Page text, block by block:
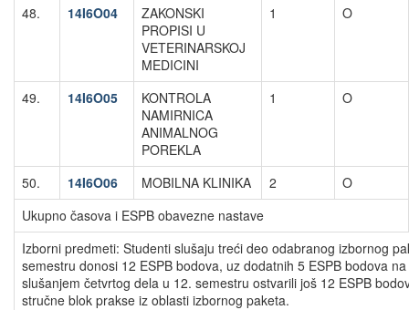
48. 14I6O04
ZAKONSKI
PROPISI U
VETERINARSKOJ
MEDICINI
1 O
49. 14I6O05
KONTROLA
NAMIRNICA
ANIMALNOG
POREKLA
1 O
50. 14I6O06 MOBILNA KLINIKA 2
O
Ukupno časova i ESPB obavezne nastave
Izborni predmeti: Studenti slušaju treći deo odabranog izbornog
semestru donosi 12 ESPB bodova, uz dodatnih 5 ESPB bodova
slušanjem četvrtog dela u 12. semestru ostvarili još 12 ESPB
stručne blok prakse iz oblasti izbornog paketa.